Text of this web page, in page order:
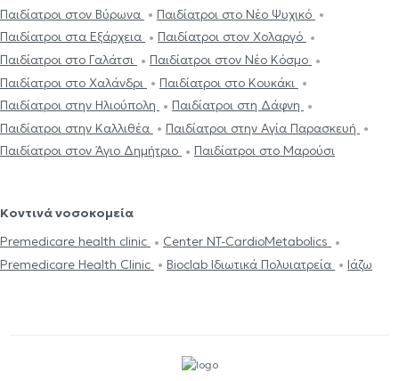
Παιδίατροι στον Βύρωνα
Παιδίατροι στο Νέο Ψυχικό
Παιδίατροι στα Εξάρχεια
Παιδίατροι στον Χολαργό
Παιδίατροι στο Γαλάτσι
Παιδίατροι στον Νέο Κόσμο
Παιδίατροι στο Χαλάνδρι
Παιδίατροι στο Κουκάκι
Παιδίατροι στην Ηλιούπολη
Παιδίατροι στη Δάφνη
Παιδίατροι στην Καλλιθέα
Παιδίατροι στην Αγία Παρασκευή
Παιδίατροι στον Άγιο Δημήτριο
Παιδίατροι στο Μαρούσι
Κοντινά νοσοκομεία
Premedicare health clinic
Center NT-CardioMetabolics
Premedicare Health Clinic
Bioclab Ιδιωτικά Πολυιατρεία Ιάζω